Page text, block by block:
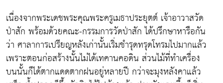
เนื่องจากพระเดชพระคุณพระครูเมธาประยุตต์ เจ้าอาวาสวัด
ป่าสัก พร้อมด้วยคณะ-กรรมการวัดป่าสัก ได้ปรึกษาหารือกัน
ว่า ศาลาการเปรียญหลังเก่านั้นเริ่มชำรุดทรุดโทรมไปมากแล้ว
เพราะตอนก่อสร้างนั้นไม่ได้เทคานคอดิน ส่วนไม้ที่ทำเครื่อง
บนนั้นก็ได้ตากแดดตากฝนอยู่หลายปี กว่าจะมุงหลังคาแล้ว